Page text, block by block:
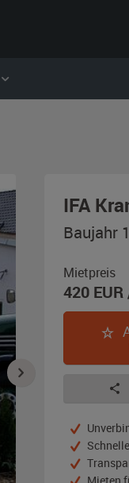
IFA
Baujahr
Mietpreis
420 EUR